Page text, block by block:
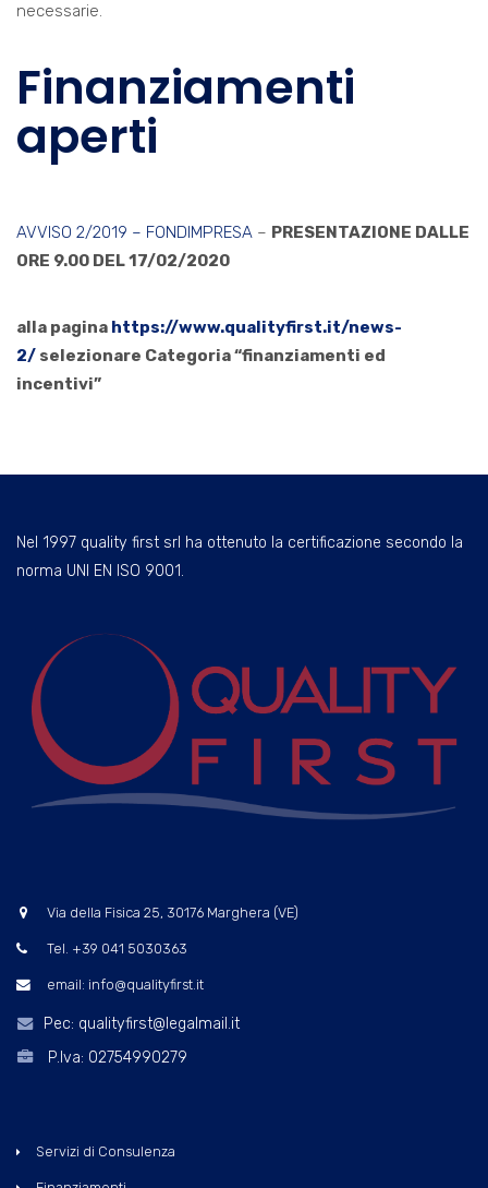
necessarie.
Finanziamenti
aperti
AVVISO 2/2019 – FONDIMPRESA – PRESENTAZIONE DALLE
ORE 9.00 DEL 17/02/2020
alla pagina https://www.qualityfirst.it/news-
2/ selezionare Categoria “finanziamenti ed
incentivi”
Nel 1997 quality first srl ha ottenuto la certificazione secondo la
norma UNI EN ISO 9001.
Via della Fisica 25, 30176 Marghera (VE)
Tel. +39 041 5030363
email: info@qualityfirst.it
Pec: qualityfirst@legalmail.it
P.Iva: 02754990279
Servizi di Consulenza